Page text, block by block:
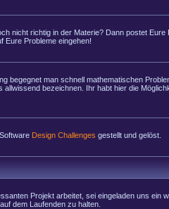
nicht richtig in der Materie? Dann postet Eure
Eure Probleme eingehen!
begegnet man schnell mathematischen
allwissend bezeichnen. Ihr habt hier die
Design Challenges gestellt und gelöst.
Projekt arbeitet, sei eingeladen uns ein
dem Laufenden zu halten.